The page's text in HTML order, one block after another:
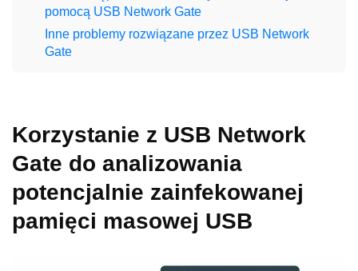
pomocą USB Network Gate
Inne problemy rozwiązane przez USB Network
Gate
Korzystanie z USB Network
Gate do analizowania
potencjalnie zainfekowanej
pamięci masowej USB